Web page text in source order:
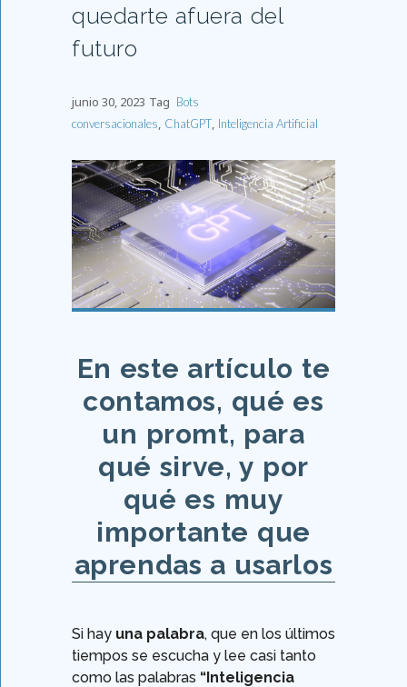
quedarte afuera del
futuro
junio 30, 2023 Tag Bots
conversacionales ChatGPT Inteligencia Artificial
En este artículo te
contamos, qué es
un promt, para
qué sirve, y por
qué es muy
importante que
aprendas a usarlos
Si hay una palabra, que en los últimos
tiempos se escucha y lee casi tanto
como las palabras “Inteligencia